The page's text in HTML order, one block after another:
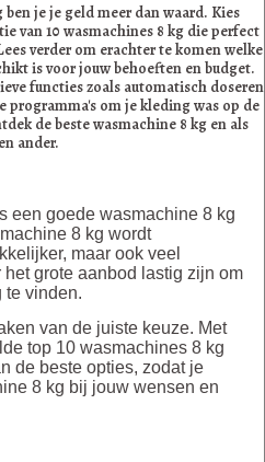
je je geld meer dan waard. Kies
van 10 wasmachines 8 kg die perfect
verder om erachter te komen welke
is voor jouw behoeften en budget.
functies zoals automatisch doseren
programma's om je kleding was op de
de beste wasmachine 8 kg en als
ander.
een goede wasmachine 8 kg
8 kg wordt
maar ook veel
grote aanbod lastig zijn om
te vinden.
van de juiste keuze. Met
top 10 wasmachines 8 kg
de beste opties, zodat je
8 kg bij jouw wensen en